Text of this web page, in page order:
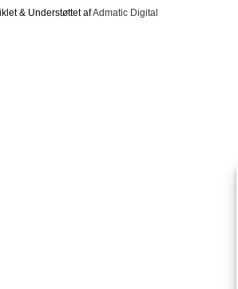
& Understøttet afAdmatic Digital